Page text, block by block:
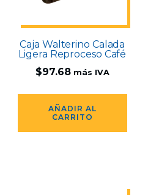
Caja Walterino Calada
Ligera Reproceso Café
$97.68 más IVA
AÑADIR AL
CARRITO